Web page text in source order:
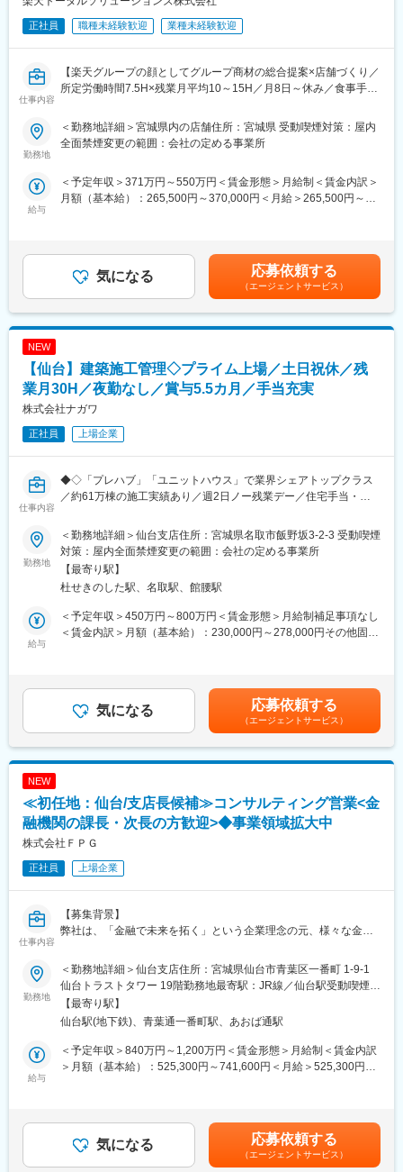
決め、設備立ち合い、導入業務を他エンジニアと連携し行う
担当者としてご自身の専門性を活かして、開発設備エンジニアと
して経験を積んでいただきます。
無理ない範囲で行います。
ラットな組織で、年齢に関係なく自由闊達に意見交換でき、相談
しやすい雰囲気です。各人が裁量性のある業務を自発的に進めて
■描けるキャリアパス
開発設備設計リーダーとしてのキャリアパス等があります。
開発設計業務を通して、磁気記録技術、シミュレーション技術、
るスキルを身に付けていただくこともできます。
変更の範囲：正社員での採用となるため将来的に別の職務領域や
技術領域に異動の可能性があります
正社員 職種未経験歓迎 業種未経験歓迎
仕事内容
【楽天グループの顔としてグループ商材の総合提案×店舗づくり／
所定労働時間7.5H×残業月平均10～15H／月8日～休み／食事手当
楽天モバイルショップに来店されるお客様へ、スマートフォン・
料金プラン・楽天カード・楽天市場・楽天ポイントなど、楽天経
活をより豊かにするトータルサポートを行うポジションです。
・未経験の方も歓迎！充実した研修制度あり
【選考会の概要】
・形式： Web開催（事前に企業セミナー動画をご視聴いただきま
す）
【開催日時】
8/6 (木) 17:00～20:00
8/13 (木) 17:00～20:00
8/18 (火) 17:00～20:00
8/20 (木) 17:00～20:00
※ご応募時、参加可能日時をお知らせください。
・新規契約・機種変更の受付および提案
・料金プラン、楽天ポイント活用、楽天カード、各種サービスの
案内
・スマホの初期設定・データ移行サポート
◇店舗運営
・店舗での電話応対
・店舗会議・研修への参加
・キャンペーン企画など、集客に向けた取り組み
■キャリアパス：
入社後1年で店長昇格を目指していただきます。
■組織構成：
1店舗あたり店長1名、スタッフ5～15名で運営。チームワークを
重視し相談しやすい環境◎
勤務地
＜勤務地詳細＞宮城県内の店舗住所：宮城県 受動喫煙対策：屋内
全面禁煙変更の範囲：会社の定める事業所
給与
＜予定年収＞371万円～550万円＜賃金形態＞月給制＜賃金内訳＞
月額（基本給）：265,500円～370,000円＜月給＞265,500円～
ます。月給(月額)は固定手当を含めた表記です。
気になる 応募依頼する
（エージェントサービス）
NEW
【仙台】建築施工管理◇プライム上場／土日祝休／残
業月30H／夜勤なし／賞与5.5カ月／手当充実
株式会社ナガワ
正社員 上場企業
仕事内容
◆◇「プレハブ」「ユニットハウス」で業界シェアトップクラス
／約61万棟の施工実績あり／週2日ノー残業デー／住宅手当・家
■職務詳細
店舗、オフィス、工場などの軽量鉄骨建築の施工管理をお任せし
ます。
・施主との打ち合わせ：イメージや予算、思いなどを共有しま
す。
・施工管理：設置予定地を確認から建築確認申請、基礎工事、設
のデータを集めて、施工にかかる料金を計算していただきます。
※一人が3～4案件を担当して上記の業務を行いますが、担当物件
建物自体はある程度規格化されているため、設計や製造がシンプ
ルです。ただ、外壁や内壁、サッシ、照明、断熱材などは顧客要
望に合わせカスタマイズが可能で、オーダーメイド性も兼ね備え
ますが、全国に工場を構えたり物流網を確保する難易度が高いた
め、新規参入も難しい業界であり、優位性の高い事業です。
■働き方
夜勤なし、土日祝休み、残業平均30時間。
工事は北海道、東北、関東、中部、関西、広島、九州と７つのエ
1案件の工期は3～4カ月。工期中は現場近くでマンスリーを借
り、週末はご自宅に戻る方が多いです。
78資格で資格取得支援制度がございます。
新規取得時は受験料と登録料を会社負担、報奨金(建築施工管理技
勤務地
＜勤務地詳細＞仙台支店住所：宮城県名取市飯野坂3-2-3 受動喫煙
対策：屋内全面禁煙変更の範囲：会社の定める事業所
【最寄り駅】
杜せきのした駅、名取駅、館腰駅
給与
＜予定年収＞450万円～800万円＜賃金形態＞月給制補足事項なし
＜賃金内訳＞月額（基本給）：230,000円～278,000円その他固定
給・昇格：年1回■手当資格手当、地域手当、住宅手当、家族手
当、技術手当、時間外手当、通勤手当（公共交通機関全額）賃金
はあくまでも目安の金額であり、選考を通じて上下する可能性が
あります。月給(月額)は固定手当を含めた表記です。
気になる 応募依頼する
（エージェントサービス）
NEW
≪初任地：仙台/支店長候補≫コンサルティング営業<金
融機関の課長・次長の方歓迎>◆事業領域拡大中
株式会社ＦＰＧ
正社員 上場企業
仕事内容
【募集背景】
弊社は、「金融で未来を拓く」という企業理念の元、様々な金融
す。顧客ニーズに合った商品とその提案力が高く評価され、売
上、営業利益ともに数倍ペースでの成長を遂げております。
独立系金融企業のため、意思決定スピードが速く、効率の良い組
織体制を構築しており、ワークライフバランスも大切にしている
カルチャーです。更なる事業成長のため、全国14拠点を起点とし
たシェア確保／向上を目指しておりますが、各拠点で中核を担う
役割の重要性が社内でも増していることから、管理職として新た
支店長候補として入社後はまず営業をご担当いただき、近い将来
には本社もしくは支店全体の営業マネジメントをお任せする予定
勤務地
＜勤務地詳細＞仙台支店住所：宮城県仙台市青葉区一番町 1-9-1
仙台トラストタワー 19階勤務地最寄駅：JR線／仙台駅受動喫煙対
策：屋内全面禁煙変更の範囲：会社の定める事業所
【最寄り駅】
仙台駅(地下鉄)、青葉通一番町駅、あおば通駅
給与
＜予定年収＞840万円～1,200万円＜賃金形態＞月給制＜賃金内訳
＞月額（基本給）：525,300円～741,600円＜月給＞525,300円～
拠点長/年収1,236万円拠点長クラス: 50代/支店長/年収1,436万円賃
金はあくまでも目安の金額であり、選考を通じて上下する可能性
があります。月給(月額)は固定手当を含めた表記です。
気になる 応募依頼する
（エージェントサービス）